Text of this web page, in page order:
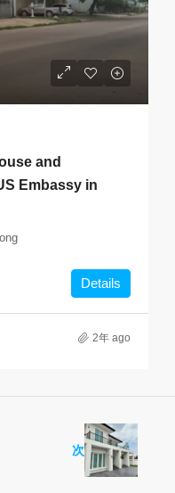
and
Embassy in
Details
2年 ago
次